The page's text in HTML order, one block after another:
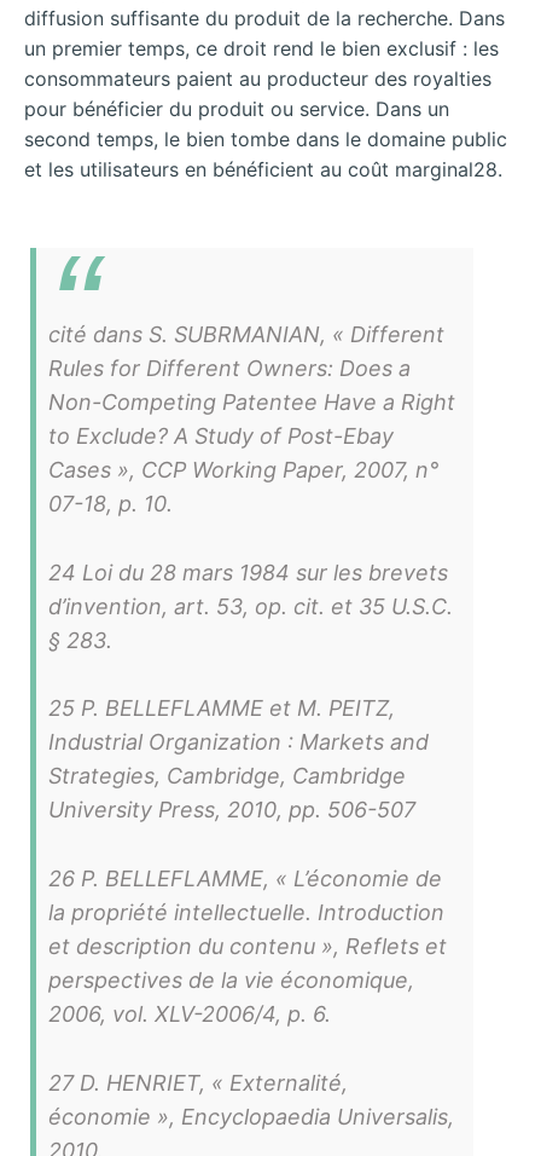
diffusion suffisante du produit de la recherche. Dans
un premier temps, ce droit rend le bien exclusif : les
consommateurs paient au producteur des royalties
pour bénéficier du produit ou service. Dans un
second temps, le bien tombe dans le domaine public
et les utilisateurs en bénéficient au coût marginal28.
cité dans S. SUBRMANIAN, « Different
Rules for Different Owners: Does a
Non-Competing Patentee Have a Right
to Exclude? A Study of Post-Ebay
Cases », CCP Working Paper, 2007, n°
07-18, p. 10.
24 Loi du 28 mars 1984 sur les brevets
d’invention, art. 53, op. cit. et 35 U.S.C.
§ 283.
25 P. BELLEFLAMME et M. PEITZ,
Industrial Organization : Markets and
Strategies, Cambridge, Cambridge
University Press, 2010, pp. 506-507
26 P. BELLEFLAMME, « L’économie de
la propriété intellectuelle. Introduction
et description du contenu », Reflets et
perspectives de la vie économique,
2006, vol. XLV-2006/4, p. 6.
27 D. HENRIET, « Externalité,
économie », Encyclopaedia Universalis,
2010.